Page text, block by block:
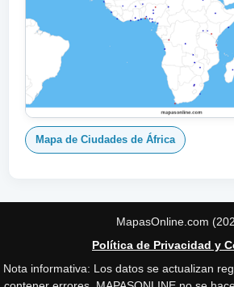
Mapa de Ciudades de África
MapasOnline.com
Política de Privacidad y
Nota informativa: Los datos se actualizan